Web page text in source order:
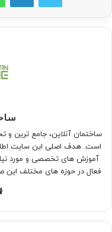
ساختمان آنلاین، جامع ترین
است. هدف اصلی این سایت اطلاع
آموزش های تخصصی و مورد
فعال در حوزه های مختلف